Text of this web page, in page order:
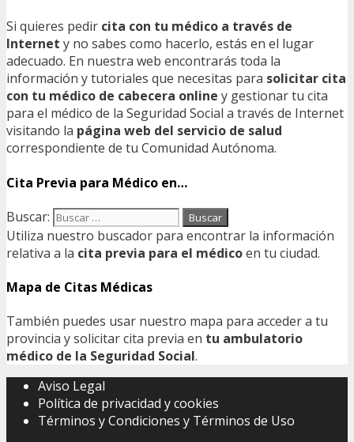
Si quieres pedir cita con tu médico a través de
Internet y no sabes como hacerlo, estás en el lugar
adecuado. En nuestra web encontrarás toda la
información y tutoriales que necesitas para solicitar cita
con tu médico de cabecera online y gestionar tu cita
para el médico de la Seguridad Social a través de Internet
visitando la página web del servicio de salud
correspondiente de tu Comunidad Autónoma.
Cita Previa para Médico en…
Buscar:
Utiliza nuestro buscador para encontrar la información
relativa a la cita previa para el médicoen tu ciudad.
Mapa de Citas Médicas
También puedes usar nuestro mapa para acceder a tu
provincia y solicitar cita previa en tu ambulatorio
médico de la Seguridad Social.
Aviso Legal
Política de privacidad y cookies
Términos y Condiciones y Términos de Uso